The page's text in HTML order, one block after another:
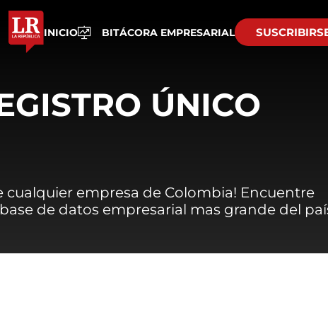
INICIO BITÁCORA EMPRESARIAL
ÚNICO
cualquier empresa de Colombia! Encuentre
de datos empresarial mas grande del